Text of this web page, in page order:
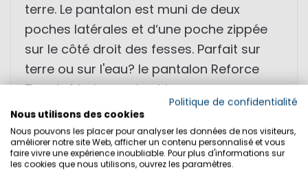
terre. Le pantalon est muni de deux
poches latérales et d‘une poche zippée
sur le côté droit des fesses. Parfait sur
terre ou sur l'eau? le pantalon Reforce
Tec de Marinepool est le compagnon
idéal !
- Renfort au fessier
- Tissu déperlant, léger et souple
Politique de confidentialité
Nous utilisons des cookies
Nous pouvons les placer pour analyser les données de nos visiteurs,
améliorer notre site Web, afficher un contenu personnalisé et vous
faire vivre une expérience inoubliable. Pour plus d'informations sur
les cookies que nous utilisons, ouvrez les paramètres.